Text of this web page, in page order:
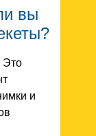
вы
Это
и